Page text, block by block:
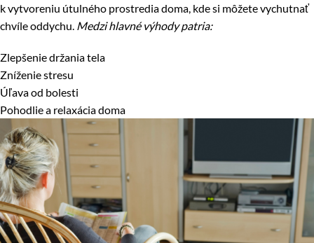
k vytvoreniu útulného prostredia doma, kde si môžete vychutnať
chvíle oddychu. Medzi hlavné výhody patria:
Zlepšenie držania tela
Zníženie stresu
Úľava od bolesti
Pohodlie a relaxácia doma